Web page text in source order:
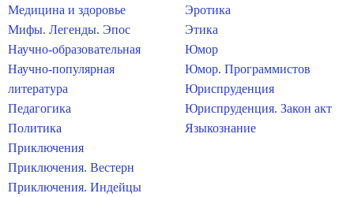
Медицина и здоровье
Мифы. Легенды. Эпос
Научно-образовательная
Научно-популярная
литература
Педагогика
Политика
Приключения
Приключения. Вестерн
Приключения. Индейцы
Эротика
Этика
Юмор
Юмор. Программистов
Юриспруденция
Юриспруденция. Закон акт
Языкознание